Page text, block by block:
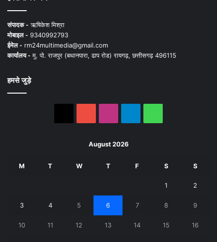
संपादक -ऋषिकेश मिश्रा
मोबाइल - 9340992793
ईमेल - rm24multimedia@gmail.com
कार्यालय -मु. पो. राजपुर (बथानपारा, ढाप रोड) रायगढ़, छत्तीसगढ़ 496115
हमसे जुड़े
August 2026
M T W T F S S
1 2
3 4 5 6 7 8 9
10 11 12 13 14 15 16